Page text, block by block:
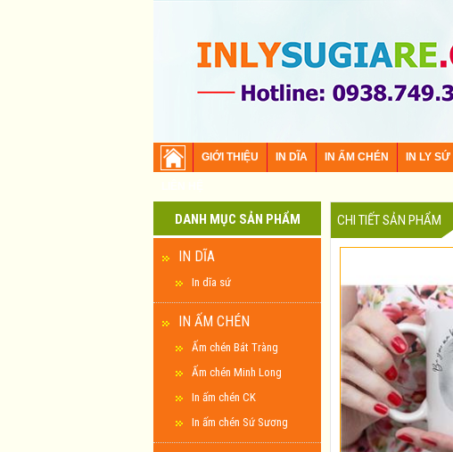
GIỚI THIỆU IN DĨA IN ẤM CHÉN IN LY SỨ
DANH MỤC SẢN PHẨM
IN DĨA
In dĩa sứ
IN ẤM CHÉN
Ấm chén Bát Tràng
Ấm chén Minh Long
In ấm chén CK
In ấm chén Sứ Sương
CHI TIẾT SẢN PHẨM